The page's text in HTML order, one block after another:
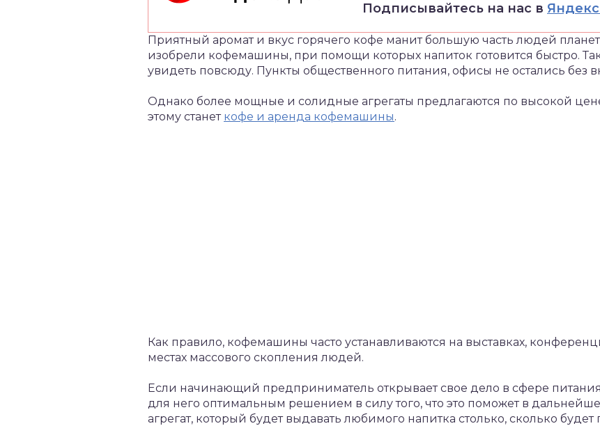
Подписывайтесь на нас в
Приятный аромат и вкус горячего кофе манит большую часть людей
изобрели кофемашины, при помощи которых напиток готовится быстро.
увидеть повсюду. Пункты общественного питания, офисы не остались без
Однако более мощные и солидные агрегаты предлагаются по высокой
этому станет кофе и аренда кофемашины.
Как правило, кофемашины часто устанавливаются на выставках,
местах массового скопления людей.
Если начинающий предприниматель открывает свое дело в сфере
для него оптимальным решением в силу того, что это поможет в
агрегат, который будет выдавать любимого напитка столько, сколько будет